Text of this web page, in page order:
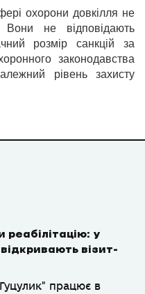
охорони довкілля не
не відповідають
розмір санкцій за
законодавства
рівень захисту
реабілітацію: у
візит-
працює в